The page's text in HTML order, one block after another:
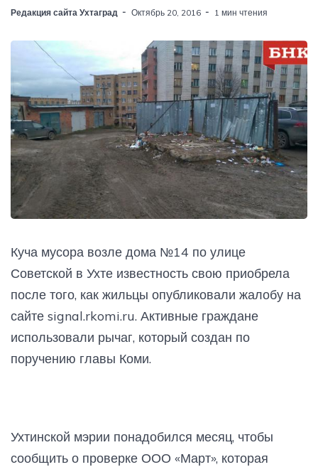
Редакция сайта Ухтаград Октябрь 20, 2016 1 мин чтения
Куча мусора возле дома №14 по улице
Советской в Ухте известность свою приобрела
после того, как жильцы опубликовали жалобу на
сайте signal.rkomi.ru. Активные граждане
использовали рычаг, который создан по
поручению главы Коми.
Ухтинской мэрии понадобился месяц, чтобы
сообщить о проверке ООО «Март», которая